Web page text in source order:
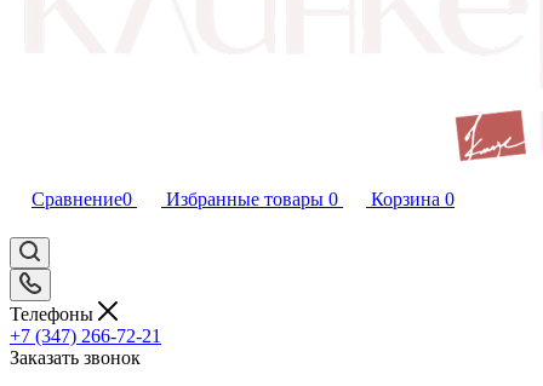
Сравнение0 Избранные товары 0 Корзина 0
Телефоны
+7 (347) 266-72-21
Заказать звонок